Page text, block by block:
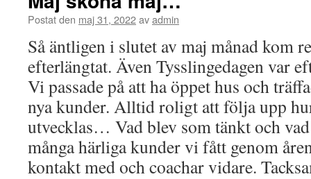
Postat den maj 31, 2022avadmin
Så äntligen i slutet av maj månad kom
efterlängtat. Även Tysslingedagen var
Vi passade på att ha öppet hus och
nya kunder. Alltid roligt att följa upp
utvecklas… Vad blev som tänkt och
många härliga kunder vi fått genom
kontakt med och coachar vidare.